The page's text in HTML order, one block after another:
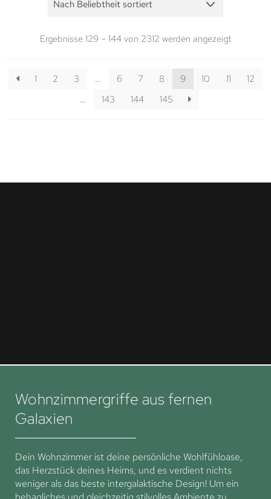
Ergebnisse 129 – 144 von 2312 werden angezeigt
1 2 3 … 6 7 8 9 10 11
12
…
143 144 145
Wohnzimmergriffe aus fernen
Galaxien
Dein Wohnzimmer ist deine persönliche Wohlfühloase,
das Herzstück deines Heims, und es verdient nichts
weniger als das beste intergalaktische Design! Um ein